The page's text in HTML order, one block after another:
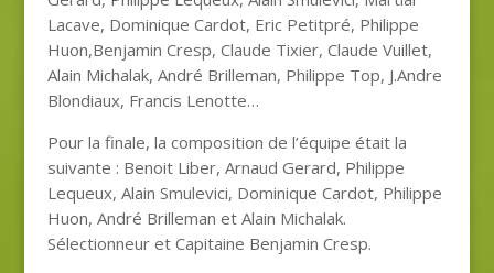
Lacave, Dominique Cardot, Eric Petitpré, Philippe
Huon,Benjamin Cresp, Claude Tixier, Claude Vuillet,
Alain Michalak, André Brilleman, Philippe Top, J.Andre
Blondiaux, Francis Lenotte…
Pour la finale, la composition de l’équipe était la
suivante : Benoit Liber, Arnaud Gerard, Philippe
Lequeux, Alain Smulevici, Dominique Cardot, Philippe
Huon, André Brilleman et Alain Michalak.
Sélectionneur et Capitaine Benjamin Cresp.